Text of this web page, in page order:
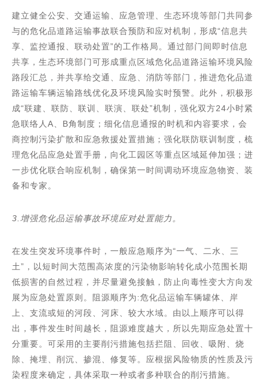
建立健全公安、交通运输、应急管理、生态环境等部门共同参
与的危化品道路运输事故联合预防和应对机制，形成“信息共
享、监控通报、联动处置”的工作格局。通过部门间即时信息
共享，生态环境部门可形成重点区域危化品道路运输环境风险
路段汇总，并共享给交通、应急、消防等部门，推进危化品道
路运输车辆运输路线优化及环境风险实时预警。此外，积极形
成“联建、联防、联训、联演、联处”机制，强化双方24小时紧
急联络人A、B角制度；细化信息通报的时机和内容要求，会
商控制污染扩散和应急救援处置措施；强化联防联训制度，梳
理危化品应急处置手册，向化工园区等重点区域延伸加强；进
一步优化联合响应机制，确保第一时间调动环境应急物资、装
备和专家。
3.增强危化品运输事故环境应对处置能力。
在发生突发环境事件时，一般应急顺序为“一气、二水、三
土”，以短时间大范围高浓度的污染物影响转化成小范围长期
低损害的自然过程，并尽量避免接触，防止向毒性变大方向发
展为应急处置原则。阻源顺序为:危化品运输车辆罐体、岸
上、支流或短的河段、河床、较大水域。由以上顺序可以得
出，事件发生时间越长，阻源难度越大，所以先期应急处置十
分重要。可采用的主要削污措施包括拦阻、回收、吸附、烧
除、掩埋、削沉、掺混、修复等。应根据风险物质的性质及污
染程度来确定，具体采取一种或者多种联合的削污措施。